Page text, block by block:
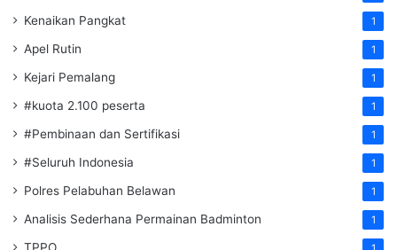
Kenaikan Pangkat 1
Apel Rutin 1
Kejari Pemalang 1
#kuota 2.100 peserta 1
#Pembinaan dan Sertifikasi 1
#Seluruh Indonesia 1
Polres Pelabuhan Belawan 1
Analisis Sederhana Permainan Badminton 1
TPPO